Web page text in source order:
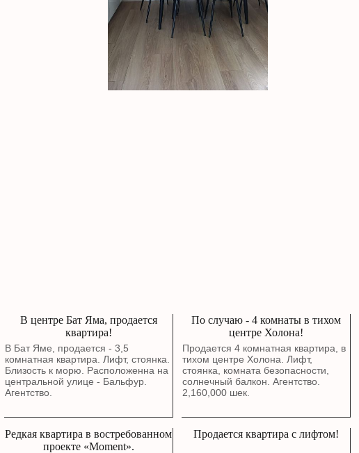
В центре Бат Яма, продается
квартира!
В Бат Яме, продается - 3,5
комнатная квартира. Лифт, стоянка.
Близость к морю. Расположенна на
центральной улице - Бальфур.
Агентство.
По случаю - 4 комнаты в тихом
центре Холона!
Продается 4 комнатная квартира, в
тихом центре Холона. Лифт,
стоянка, комната безопасности,
солнечный балкон. Агентство.
2,160,000 шек.
Редкая квартира в востребованном
проекте «Moment».
Продается квартира с лифтом!